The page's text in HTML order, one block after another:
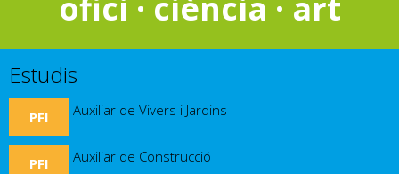
Estudis
PFI Auxiliar de Vivers i Jardins
PFI Auxiliar de Construcció